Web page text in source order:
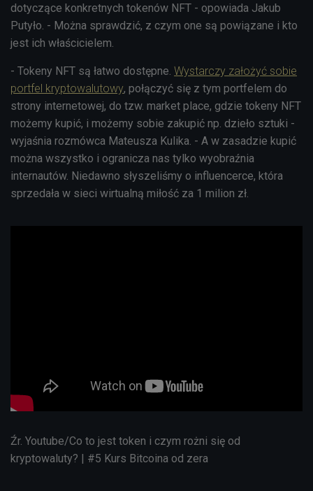
dotyczące konkretnych tokenów NFT - opowiada Jakub
Putyło. - Można sprawdzić, z czym one są powiązane i kto
jest ich właścicielem.
- Tokeny NFT są łatwo dostępne. Wystarczy założyć sobie
portfel kryptowalutowy, połączyć się z tym portfelem do
strony internetowej, do tzw. market place, gdzie tokeny NFT
możemy kupić, i możemy sobie zakupić np. dzieło sztuki -
wyjaśnia rozmówca Mateusza Kulika. - A w zasadzie kupić
można wszystko i ogranicza nas tylko wyobraźnia
internautów. Niedawno słyszeliśmy o influencerce, która
sprzedała w sieci wirtualną miłość za 1 milion zł.
Źr. Youtube/Co to jest token i czym rożni się od
kryptowaluty? | #5 Kurs Bitcoina od zera